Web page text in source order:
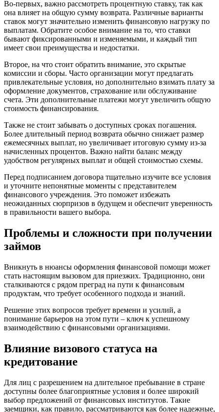
Во-первых, важно рассмотреть процентную ставку, так как
она влияет на общую сумму возврата. Различные варианты
ставок могут значительно изменить финансовую нагрузку по
выплатам. Обратите особое внимание на то, что ставки
бывают фиксированными и изменяемыми, и каждый тип
имеет свои преимущества и недостатки.
Второе, на что стоит обратить внимание, это скрытые
комиссии и сборы. Часто организации могут предлагать
привлекательные условия, но дополнительно взимать плату за
оформление документов, страхование или обслуживание
счета. Эти дополнительные платежи могут увеличить общую
стоимость финансирования.
Также не стоит забывать о доступных сроках погашения.
Более длительный период возврата обычно снижает размер
ежемесячных выплат, но увеличивает итоговую сумму из-за
начисленных процентов. Важно найти баланс между
удобством регулярных выплат и общей стоимостью схемы.
Перед подписанием договора тщательно изучите все условия
и уточните непонятные моменты с представителем
финансового учреждения. Это поможет избежать
неожиданных сюрпризов в будущем и обеспечит уверенность
в правильности вашего выбора.
Проблемы и сложности при получении
займов
Вникнуть в нюансы оформления финансовой помощи может
стать настоящим вызовом для приезжих. Традиционно, они
сталкиваются с рядом преград на пути к финансовым
продуктам, что требует особенного подхода и знаний.
Решение этих вопросов требует времени и усилий, а
понимание барьеров на этом пути – ключ к успешному
взаимодействию с финансовыми организациями.
Влияние визового статуса на
кредитование
Для лиц с разрешением на длительное пребывание в стране
доступны более благоприятные условия и более широкий
выбор предложений от финансовых институтов. Такие
заемщики, как правило, рассматриваются как более надежные,